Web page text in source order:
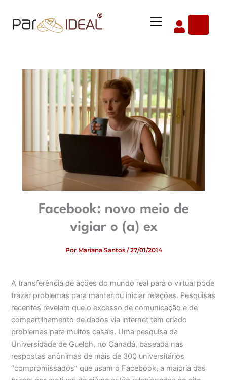
para
Menu
Facebook: novo meio de
vigiar o (a) ex
Por Mariana Santos /27/01/2014
A transferência de ações do mundo real para o virtual pode
trazer problemas para manter ou iniciar relações. Pesquisas
recentes revelam que o excesso de comunicação e de
compartilhamento de dados via internet tem criado
problemas para muitos casais. Uma pesquisa da
Universidade de Guelph, no Canadá, baseada nas
respostas anônimas de mais de 300 universitários
“compromissados” que usam o Facebook, a maioria das